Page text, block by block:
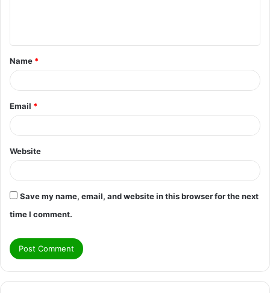
t
*
Name *
Email *
Website
Save my name, email, and website in this browser for the next
time I comment.